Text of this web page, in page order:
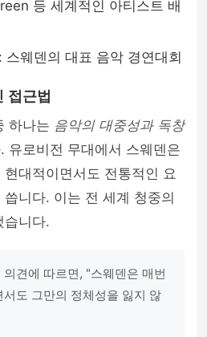
등 세계적인 아티스트 배
스웨덴의 대표 음악 경연대회
접근법
하나는 음악의 대중성과 독창
유로비전 무대에서 스웨덴은
대적이면서도 전통적인 요
니다. 이는 전 세계 청중의
습니다.
견에 따르면, "스웨덴은 매번
도 그만의 정체성을 잃지 않